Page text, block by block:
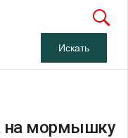
на мормышку